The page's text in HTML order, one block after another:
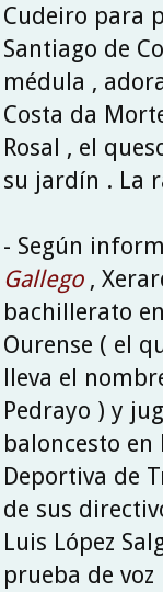
Cudeiro para
Santiago de
médula ,
Costa da
Rosal , el
su jardín . La
- Según
Gallego,
bachillerato
Ourense ( el
lleva el
Pedrayo ) y
baloncesto en
Deportiva de
de sus
Luis López
prueba de